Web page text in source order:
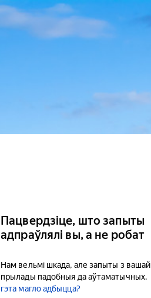
Пацвердзіце, што запыты
адпраўлялі вы, а не робат
Нам вельмі шкада, але запыты з вашай
прылады падобныя да аўтаматычных.
гэта магло адбыцца?